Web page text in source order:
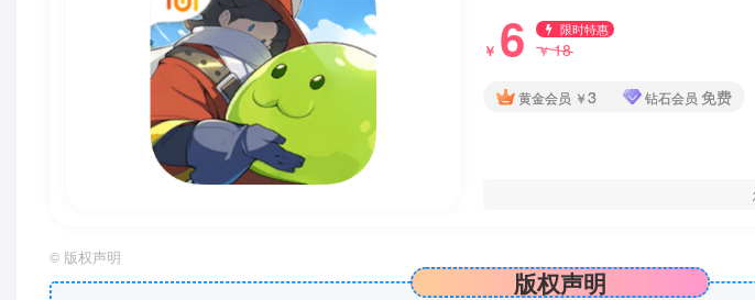
￥ 6 限时特惠
￥18
黄金会员 ￥3 钻石会员 免费
© 版权声明
版权声明